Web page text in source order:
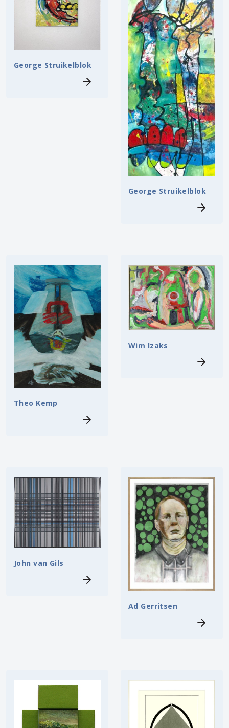
George Struikelblok
George Struikelblok
Theo Kemp
Wim Izaks
John van Gils
Ad Gerritsen